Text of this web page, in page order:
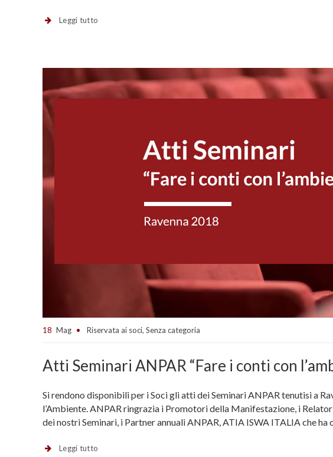
Leggi tutto
18 Mag Riservata ai soci, Senza categoria
Atti Seminari ANPAR “Fare i conti con
Si rendono disponibili per i Soci gli atti dei Seminari ANPAR tenutisi a
l’Ambiente. ANPAR ringrazia i Promotori della Manifestazione, i
dei nostri Seminari, i Partner annuali ANPAR, ATIA ISWA ITALIA che
Leggi tutto